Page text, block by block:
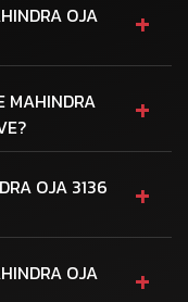
OJA
+
MAHINDRA
+
OJA 3136
+
OJA
+